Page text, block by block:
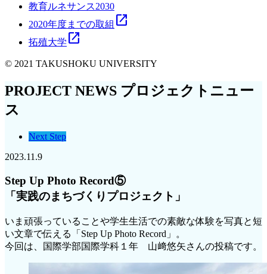
教育ルネサンス2030
2020年度までの取組 open_in_new
拓殖大学 open_in_new
© 2021 TAKUSHOKU UNIVERSITY
PROJECT NEWS プロジェクトニュー
ス
Next Step
2023.11.9
Step Up Photo Record⑤
「実践のまちづくりプロジェクト」
いま頑張っていることや学生生活での素敵な体験を写真と短
い文章で伝える「Step Up Photo Record」。
今回は、国際学部国際学科１年 山﨑悠矢さんの投稿です。